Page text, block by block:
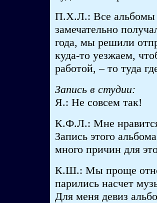
П.Х.Л.: Все альбомы
замечательно
года, мы решили
куда-то уезжаем,
работой, – то туда
Запись в студии:
Я.: Не совсем так!
К.Ф.Л.: Мне
Запись этого
много причин для
К.Ш.: Мы проще
парились насчет
Для меня девиз